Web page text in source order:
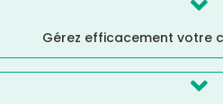
Gérez efficacement votre
